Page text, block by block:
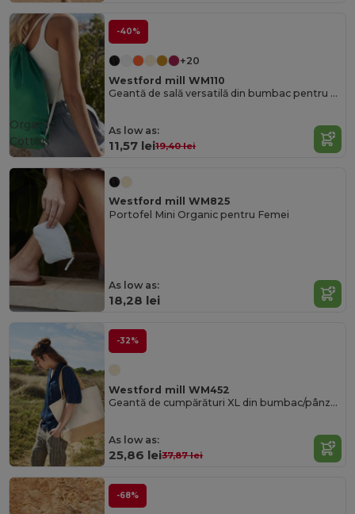
-40%
+20
Westford mill WM110
Geantă de sală versatilă din bumbac pentru sport și evenimente
As low as:
11,57 lei19,40 lei
Organic
Cotton
Westford mill WM825
Portofel Mini Organic pentru Femei
As low as:
18,28 lei
-32%
Westford mill WM452
Geantă de cumpărături XL din bumbac/pânză de sac
As low as:
25,86 lei37,87 lei
-68%